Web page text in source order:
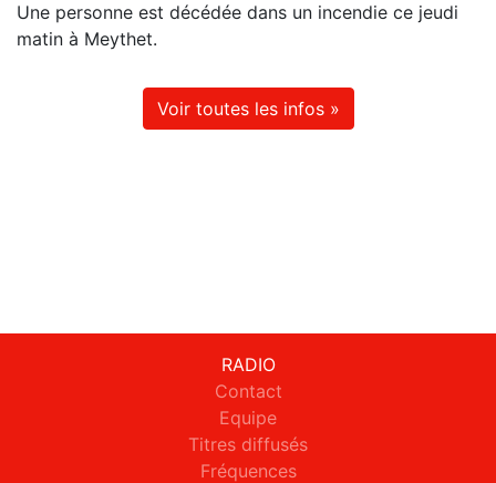
Une personne est décédée dans un incendie ce jeudi
matin à Meythet.
Voir toutes les infos »
RADIO
Contact
Equipe
Titres diffusés
Fréquences